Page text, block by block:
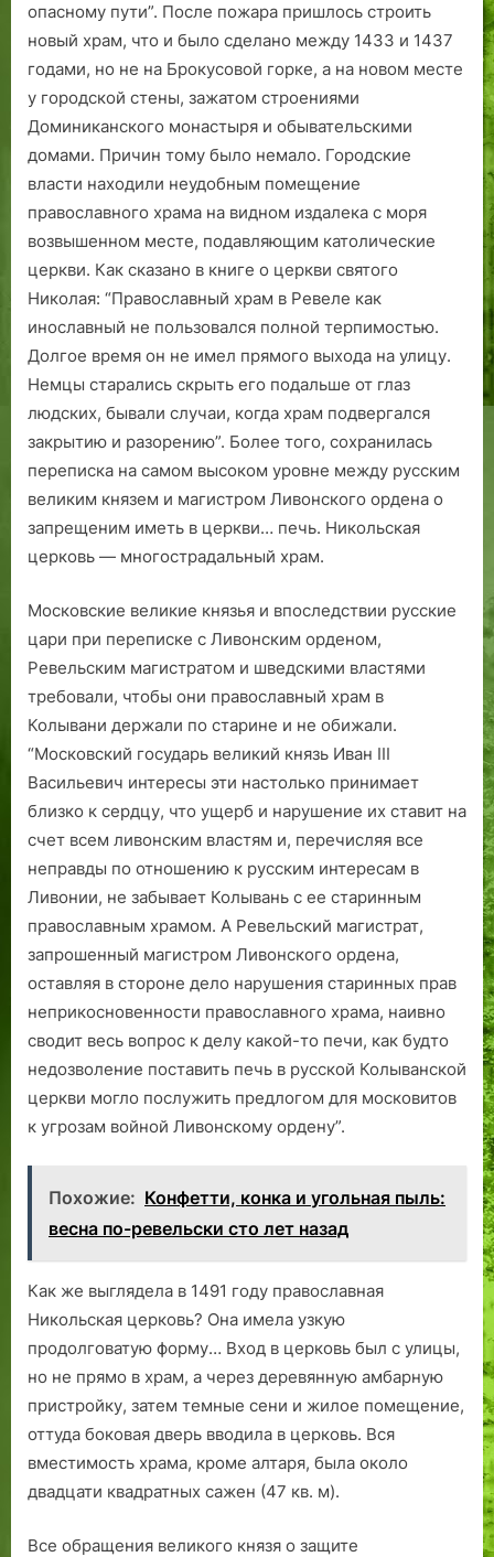
опасному пути”. После пожара пришлось строить
новый храм, что и было сделано между 1433 и 1437
годами, но не на Брокусовой горке, а на новом месте
у городской стены, зажатом строениями
Доминиканского монастыря и обывательскими
домами. Причин тому было немало. Городские
власти находили неудобным помещение
православного храма на видном издалека с моря
возвышенном месте, подавляющим католические
церкви. Как сказано в книге о церкви святого
Николая: “Православный храм в Ревеле как
инославный не пользовался полной терпимостью.
Долгое время он не имел прямого выхода на улицу.
Немцы старались скрыть его подальше от глаз
людских, бывали случаи, когда храм подвергался
закрытию и разорению”. Более того, сохранилась
переписка на самом высоком уровне между русским
великим князем и магистром Ливонского ордена о
запрещеним иметь в церкви… печь. Никольская
церковь — многострадальный храм.
Московские великие князья и впоследствии русские
цари при переписке с Ливонским орденом,
Ревельским магистратом и шведскими властями
требовали, чтобы они православный храм в
Колывани держали по старине и не обижали.
“Московский государь великий князь Иван III
Васильевич интересы эти настолько принимает
близко к сердцу, что ущерб и нарушение их ставит на
счет всем ливонским властям и, перечисляя все
неправды по отношению к русским интересам в
Ливонии, не забывает Колывань с ее старинным
православным храмом. А Ревельский магистрат,
запрошенный магистром Ливонского ордена,
оставляя в стороне дело нарушения старинных прав
неприкосновенности православного храма, наивно
сводит весь вопрос к делу какой-то печи, как будто
недозволение поставить печь в русской Колыванской
церкви могло послужить предлогом для московитов
к угрозам войной Ливонскому ордену”.
Похожие: Конфетти, конка и угольная пыль:
весна по-ревельски сто лет назад
Как же выглядела в 1491 году православная
Никольская церковь? Она имела узкую
продолговатую форму… Вход в церковь был с улицы,
но не прямо в храм, а через деревянную амбарную
пристройку, затем темные сени и жилое помещение,
оттуда боковая дверь вводила в церковь. Вся
вместимость храма, кроме алтаря, была около
двадцати квадратных сажен (47 кв. м).
Все обращения великого князя о защите